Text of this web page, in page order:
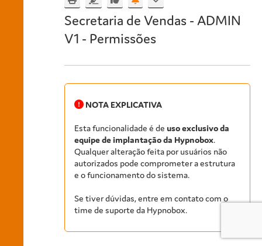
Secretaria de Vendas - ADMIN
V1 - Permissões
NOTA EXPLICATIVA
Esta funcionalidade é de uso exclusivo da
equipe de implantação da Hypnobox.
Qualquer alteração feita por usuários não
autorizados pode comprometer a estrutura
e o funcionamento do sistema.
Se tiver dúvidas, entre em contato com o
time de suporte da Hypnobox.